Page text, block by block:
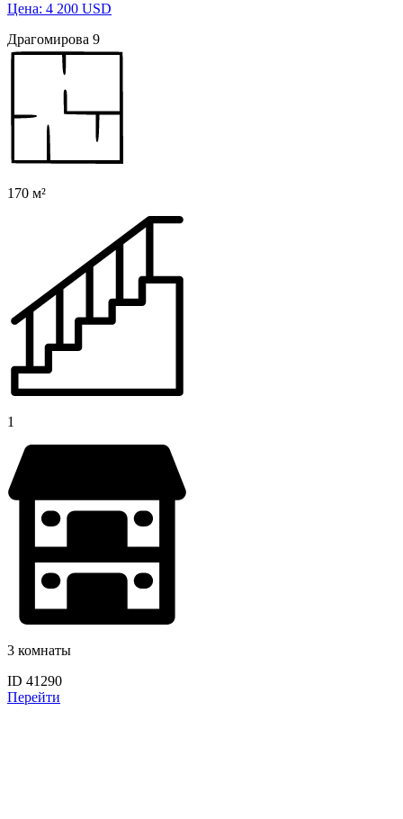
Цена: 4 200 USD
Драгомирова 9
170 м²
1
3 комнаты
ID 41290
Перейти